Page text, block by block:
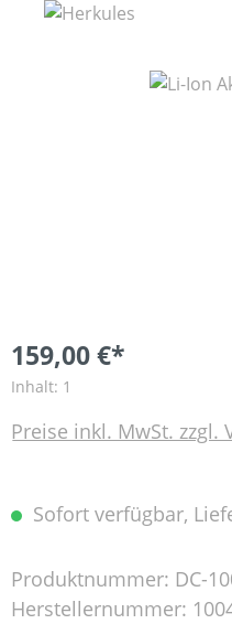
Bildergalerie überspringen
159,00 €*
Inhalt: 1
Preise inkl. MwSt. zzgl.
Sofort verfügbar,
Produktnummer: DC-
Herstellernummer: